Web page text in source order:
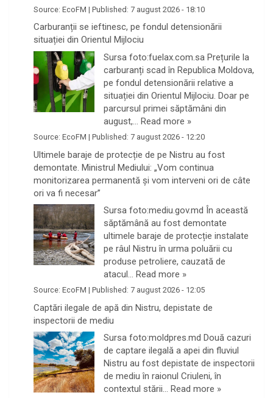
Source: EcoFM | Published: 7 august 2026 - 18:10
Carburanții se ieftinesc, pe fondul detensionării
situației din Orientul Mijlociu
Sursa foto:fuelax.com.sa Prețurile la
carburanți scad în Republica Moldova,
pe fondul detensionării relative a
situației din Orientul Mijlociu. Doar pe
parcursul primei săptămâni din
august,… Read more »
Source: EcoFM | Published: 7 august 2026 - 12:20
Ultimele baraje de protecție de pe Nistru au fost
demontate. Ministrul Mediului: „Vom continua
monitorizarea permanentă și vom interveni ori de câte
ori va fi necesar”
Sursa foto:mediu.gov.md În această
săptămână au fost demontate
ultimele baraje de protecție instalate
pe râul Nistru în urma poluării cu
produse petroliere, cauzată de
atacul… Read more »
Source: EcoFM | Published: 7 august 2026 - 12:05
Captări ilegale de apă din Nistru, depistate de
inspectorii de mediu
Sursa foto:moldpres.md Două cazuri
de captare ilegală a apei din fluviul
Nistru au fost depistate de inspectorii
de mediu în raionul Criuleni, în
contextul stării… Read more »